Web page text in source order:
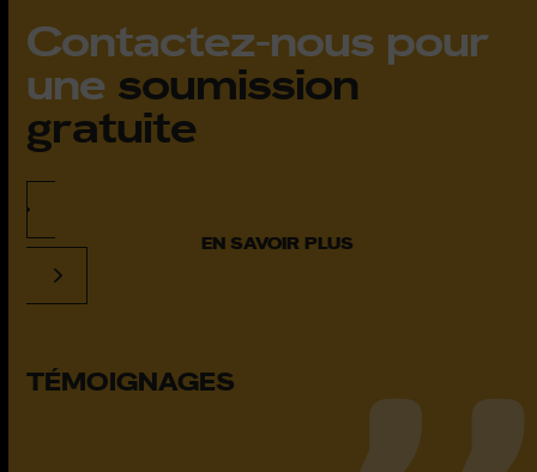
Contactez-nous pour
une soumission
gratuite
EN SAVOIR PLUS
TÉMOIGNAGES